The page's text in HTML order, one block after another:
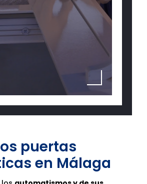
puertas
en Málaga